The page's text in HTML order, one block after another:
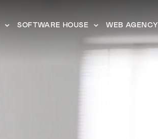
SOFTWARE HOUSE WEB AGENCY